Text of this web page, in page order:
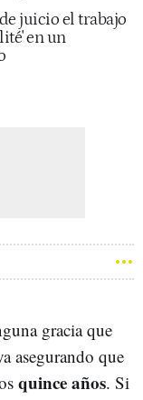
juicio el trabajo
en un
gracia que
asegurando que
quince años. Si